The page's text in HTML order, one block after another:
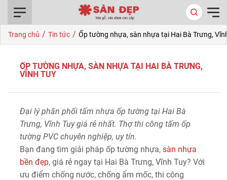
Trang chủ / Tin tức / Ốp tường nhựa, sàn nhựa tại Hai Bà Trưng,
ỐP TƯỜNG NHỰA, SÀN NHỰA TẠI HAI BÀ TRƯNG,
VĨNH TUY
Đại lý phân phối tấm nhựa ốp tường tại Hai Bà
Trưng, Vĩnh Tuy giá rẻ nhất. Thợ thi công tấm ốp
tường PVC chuyên nghiệp, uy tín.
Bạn đang tìm giải pháp ốp tường nhựa, sàn nhựa
bền đẹp, giá rẻ ngay tại Hai Bà Trưng, Vĩnh Tuy? Với
ưu điểm chống nước, chống ẩm mốc, thi công